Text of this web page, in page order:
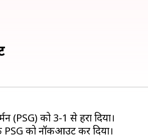
को 3-1 से हरा दिया।
को नॉकआउट कर दिया।